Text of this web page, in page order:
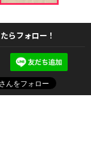
らフォロー！